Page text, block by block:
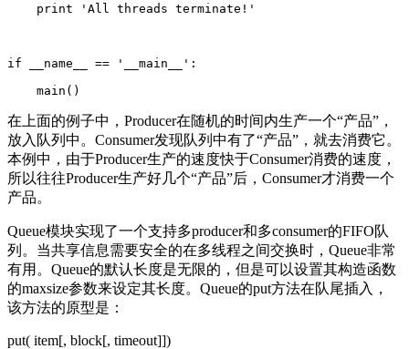
    print 'All threads terminate!'
if __name__ == '__main__':
在上面的例子中，Producer在随机的时间内生产一个“产品”，
放入队列中。Consumer发现队列中有了“产品”，就去消费它。
本例中，由于Producer生产的速度快于Consumer消费的速度，
所以往往Producer生产好几个“产品”后，Consumer才消费一个
产品。
Queue模块实现了一个支持多producer和多consumer的FIFO队
列。当共享信息需要安全的在多线程之间交换时，Queue非常
有用。Queue的默认长度是无限的，但是可以设置其构造函数
的maxsize参数来设定其长度。Queue的put方法在队尾插入，
该方法的原型是：
put( item[, block[, timeout]])